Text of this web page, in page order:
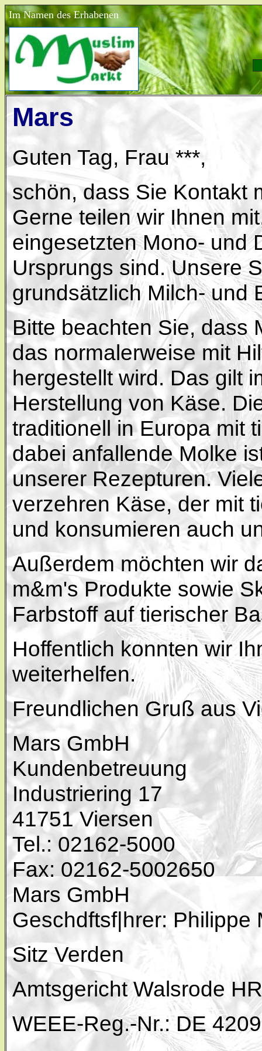
Im Namen des Erhabenen
Mars
Guten Tag, Frau ***,
schön, dass Sie Kontakt
Gerne teilen wir Ihnen
eingesetzten Mono- und
Ursprungs sind. Unsere
grundsätzlich Milch- und
Bitte beachten Sie, dass
das normalerweise mit
hergestellt wird. Das gilt
Herstellung von Käse.
traditionell in Europa mit
dabei anfallende Molke
unserer Rezepturen.
verzehren Käse, der mit
und konsumieren auch
Außerdem möchten wir
m&m's Produkte sowie
Farbstoff auf tierischer
Hoffentlich konnten wir
weiterhelfen.
Freundlichen Gruß aus
Mars GmbH
Kundenbetreuung
Industriering 17
41751 Viersen
Tel.: 02162-5000
Fax: 02162-5002650
Mars GmbH
Geschdftsf|hrer: Philippe
Sitz Verden
Amtsgericht Walsrode
WEEE-Reg.-Nr.: DE